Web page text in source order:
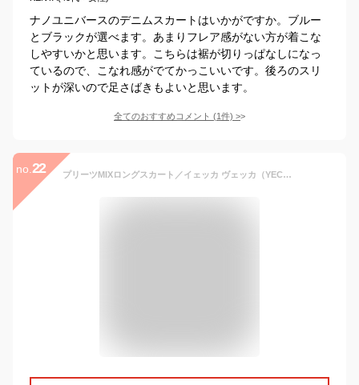
ナノユニバースのデニムスカートはいかがですか。ブルー
とブラックが選べます。あまりフレア感がない方が着こな
しやすいかと思います。こちらは裾が切りっぱなしになっ
ているので、こなれ感がでてかっこいいです。後ろのスリ
ットが深いので足さばきもよいと思います。
全てのおすすめコメント (1件) >
no. 22 プリーツMIXロングスカート／イェッカ ヴェッカ（YECCA VECCA）